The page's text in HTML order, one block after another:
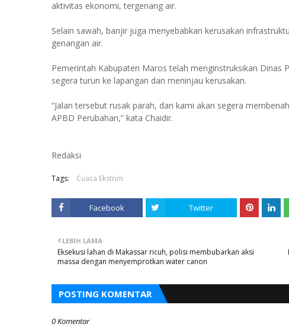
aktivitas ekonomi, tergenang air.
Selain sawah, banjir juga menyebabkan kerusakan
genangan air.
Pemerintah Kabupaten Maros telah menginstruksikan Dinas
segera turun ke lapangan dan meninjau kerusakan.
“Jalan tersebut rusak parah, dan kami akan segera
APBD Perubahan,” kata Chaidir.
Redaksi
Tags: Cuaca Ekstrim
Facebook Twitter
LEBIH LAMA
Eksekusi lahan di Makassar ricuh, polisi membubarkan aksi
massa dengan menyemprotkan water canon
POSTING KOMENTAR
0 Komentar